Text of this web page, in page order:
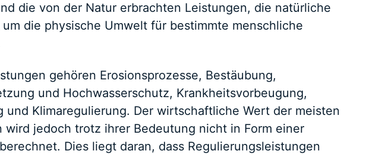
die von der Natur erbrachten Leistungen, die natürliche
die physische Umwelt für bestimmte menschliche
gehören Erosionsprozesse, Bestäubung,
und Hochwasserschutz, Krankheitsvorbeugung,
und Klimaregulierung. Der wirtschaftliche Wert der meisten
wird jedoch trotz ihrer Bedeutung nicht in Form einer
Dies liegt daran, dass Regulierungsleistungen